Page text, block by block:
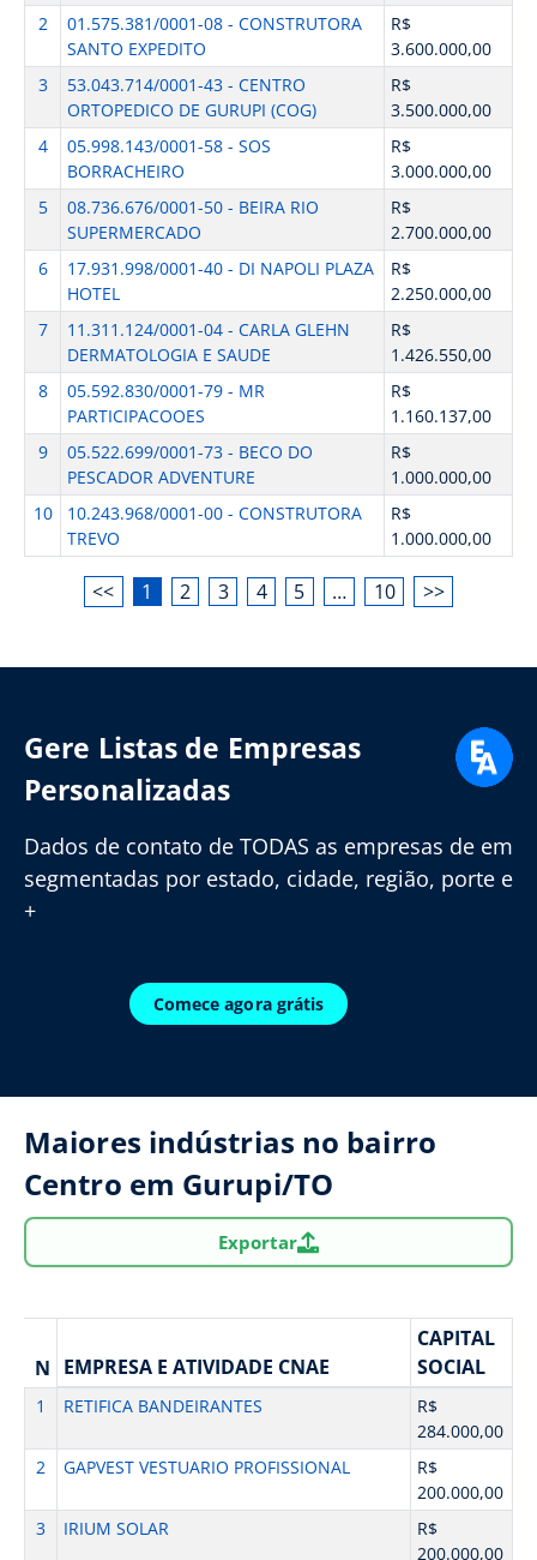
2
01.575.381/0001-08 - CONSTRUTORA
SANTO EXPEDITO
R$
3.600.000,00
3
53.043.714/0001-43 - CENTRO
ORTOPEDICO DE GURUPI (COG)
R$
3.500.000,00
4
05.998.143/0001-58 - SOS
BORRACHEIRO
R$
3.000.000,00
5
08.736.676/0001-50 - BEIRA RIO
SUPERMERCADO
R$
2.700.000,00
6
17.931.998/0001-40 - DI NAPOLI PLAZA
HOTEL
R$
2.250.000,00
7
11.311.124/0001-04 - CARLA GLEHN
DERMATOLOGIA E SAUDE
R$
1.426.550,00
8
05.592.830/0001-79 - MR
PARTICIPACOOES
R$
1.160.137,00
9
05.522.699/0001-73 - BECO DO
PESCADOR ADVENTURE
R$
1.000.000,00
10
10.243.968/0001-00 - CONSTRUTORA
TREVO
R$
1.000.000,00
<< 1 2 3 4 5 … 10 >>
Gere Listas de Empresas
Personalizadas
Dados de contato de TODAS as empresas de em
segmentadas por estado, cidade, região, porte e
+
Comece agora grátis
Maiores indústrias no bairro
Centro em Gurupi/TO
Exportar
N EMPRESA E ATIVIDADE CNAE
CAPITAL
SOCIAL
1 RETIFICA BANDEIRANTES
R$
284.000,00
2
GAPVEST VESTUARIO PROFISSIONAL
R$
200.000,00
3
IRIUM SOLAR
R$
200.000,00